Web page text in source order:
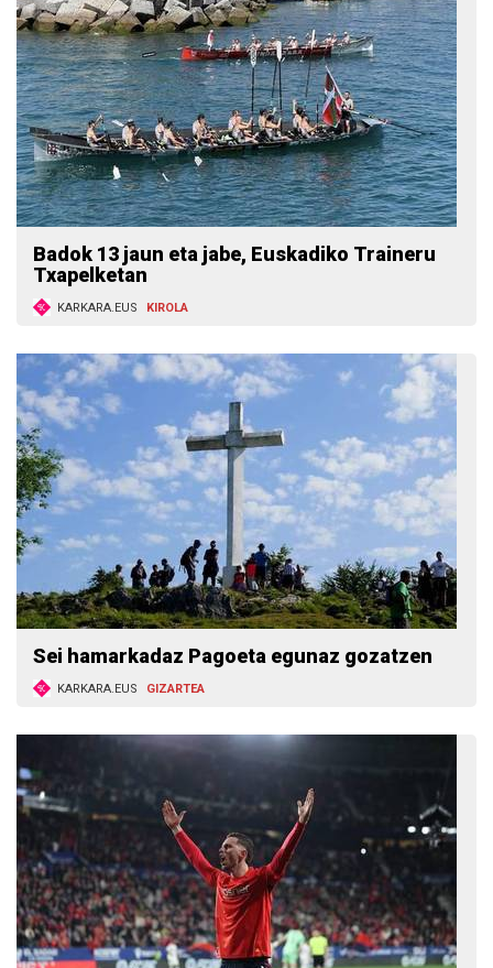
Badok 13 jaun eta jabe, Euskadiko Traineru
Txapelketan
KARKARA.EUS KIROLA
Sei hamarkadaz Pagoeta egunaz gozatzen
KARKARA.EUS GIZARTEA